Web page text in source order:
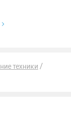
техники